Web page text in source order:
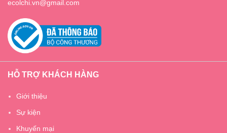
ecolchi.vn@gmail.com
HỖ TRỢ KHÁCH HÀNG
Giới thiệu
Sự kiện
Khuyến mại